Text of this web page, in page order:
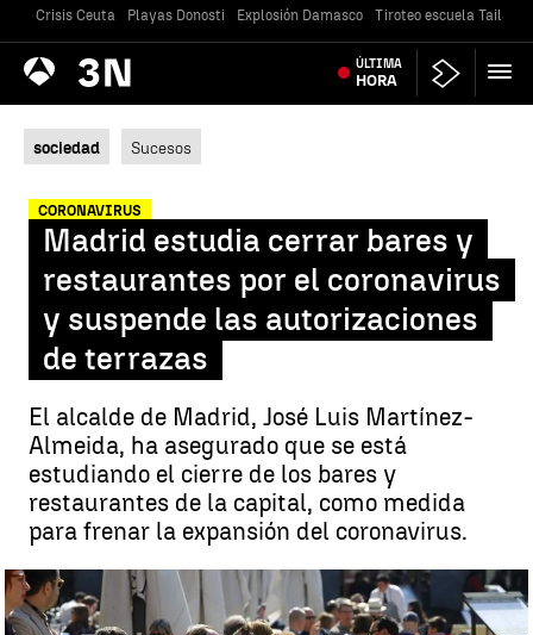
Crisis Ceuta Playas Donosti Explosión Damasco Tiroteo escuela
Antena
3 Noticias ÚLTIMA
HORA
sociedad Sucesos
CORONAVIRUS
Madrid estudia cerrar bares y
restaurantes por el coronavirus
y suspende las autorizaciones
de terrazas
El alcalde de Madrid, José Luis Martínez-
Almeida, ha asegurado que se está
estudiando el cierre de los bares y
restaurantes de la capital, como medida
para frenar la expansión del coronavirus.
Madrid estudia cerrar bares y restaurantes por el coronavirus y
suspende las autorizaciones de terrazas |Antena 3 Noticias